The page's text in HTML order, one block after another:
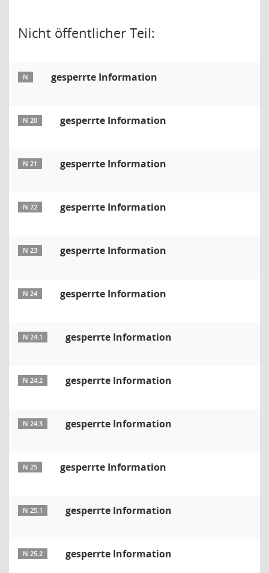
Nicht öffentlicher Teil:
N gesperrte Information
N 20 gesperrte Information
N 21 gesperrte Information
N 22 gesperrte Information
N 23 gesperrte Information
N 24 gesperrte Information
N 24.1 gesperrte Information
N 24.2 gesperrte Information
N 24.3 gesperrte Information
N 25 gesperrte Information
N 25.1 gesperrte Information
N 25.2 gesperrte Information